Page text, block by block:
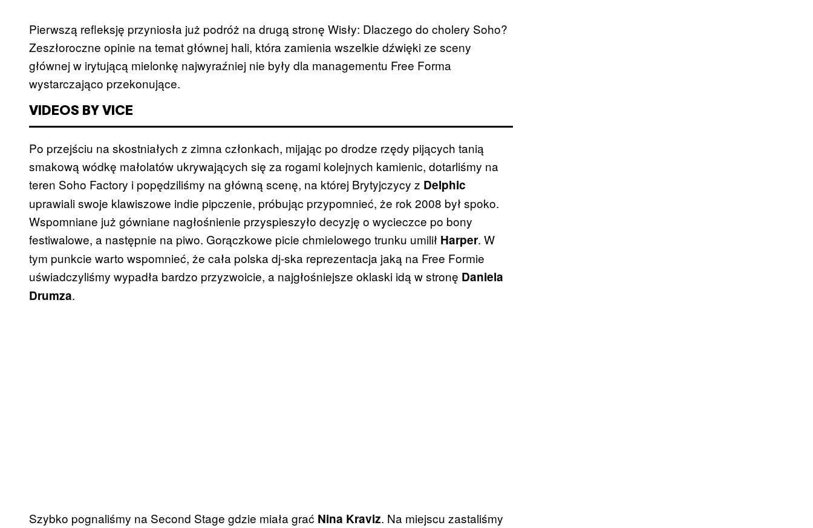
Pierwszą refleksję przyniosła już podróż na drugą stronę Wisły: Dlaczego do cholery Soho?
Zeszłoroczne opinie na temat głównej hali, która zamienia wszelkie dźwięki ze sceny
głównej w irytującą mielonkę najwyraźniej nie były dla managementu Free Forma
wystarczająco przekonujące.
VIDEOS BY VICE
Po przejściu na skostniałych z zimna członkach, mijając po drodze rzędy pijących tanią
smakową wódkę małolatów ukrywających się za rogami kolejnych kamienic, dotarliśmy na
teren Soho Factory i popędziliśmy na główną scenę, na której Brytyjczycy z Delphic
uprawiali swoje klawiszowe indie pipczenie, próbując przypomnieć, że rok 2008 był spoko.
Wspomniane już gówniane nagłośnienie przyspieszyło decyzję o wycieczce po bony
festiwalowe, a następnie na piwo. Gorączkowe picie chmielowego trunku umilił Harper. W
tym punkcie warto wspomnieć, że cała polska dj-ska reprezentacja jaką na Free Formie
uświadczyliśmy wypadła bardzo przyzwoicie, a najgłośniejsze oklaski idą w stronę Daniela
Drumza.
Szybko pognaliśmy na Second Stage gdzie miała grać Nina Kraviz. Na miejscu zastaliśmy